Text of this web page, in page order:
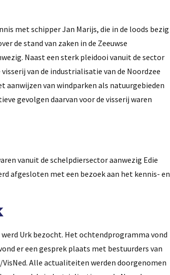
met schipper Jan Marijs, die in de loods bezig
de stand van zaken in de Zeeuwse
Naast een sterk pleidooi vanuit de sector
van de industrialisatie van de Noordzee
aanwijzen van windparken als natuurgebieden
gevolgen daarvan voor de visserij waren
vanuit de schelpdiersector aanwezig Edie
afgesloten met een bezoek aan het kennis- en
werd Urk bezocht. Het ochtendprogramma vond
er een gesprek plaats met bestuurders van
VisNed. Alle actualiteiten werden doorgenomen